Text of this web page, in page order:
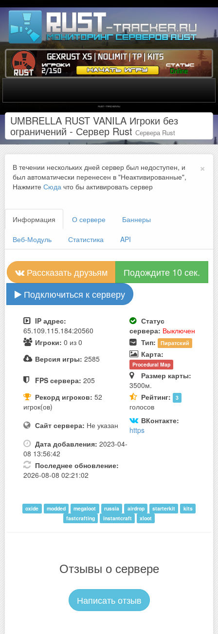
UMBRELLA RUST VANILA Игроки без
ограничений - Сервер Rust Сервера Rust
×
В течении нескольких дней сервер был недоступен, и
был автоматически перенесен в "Неактивированные",
Нажмите Сюда что бы активировать сервер
Информация О сервере Баннеры
Веб-Модуль Статистика API
Рассказать друзьям
Подождите 10 сек.
Подключиться к серверу
IP адрес:
65.109.115.184:20560
Статус
сервера: Выключен
Игроки: 0 из 0 Тип: Пиратский
Версия игры: 2585 Карта:
Procedural Map
FPS сервера: 205
Размер карты:
3500м.
Рекорд игроков: 52
игрок(ов)
Рейтинг: 3
голосов
Сайт сервера: Не указан
ВКонтакте:
https
Дата добавления: 2023-04-
08 13:56:42
Последнее обновление:
2026-08-08 02:21:02
oxide modded megaloot russia airdrop starterkit
kits
fastcrafting
instantcraft xloot
Отзывы о сервере
Написать отзыв